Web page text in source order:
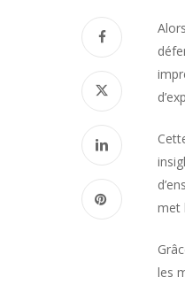
met
les